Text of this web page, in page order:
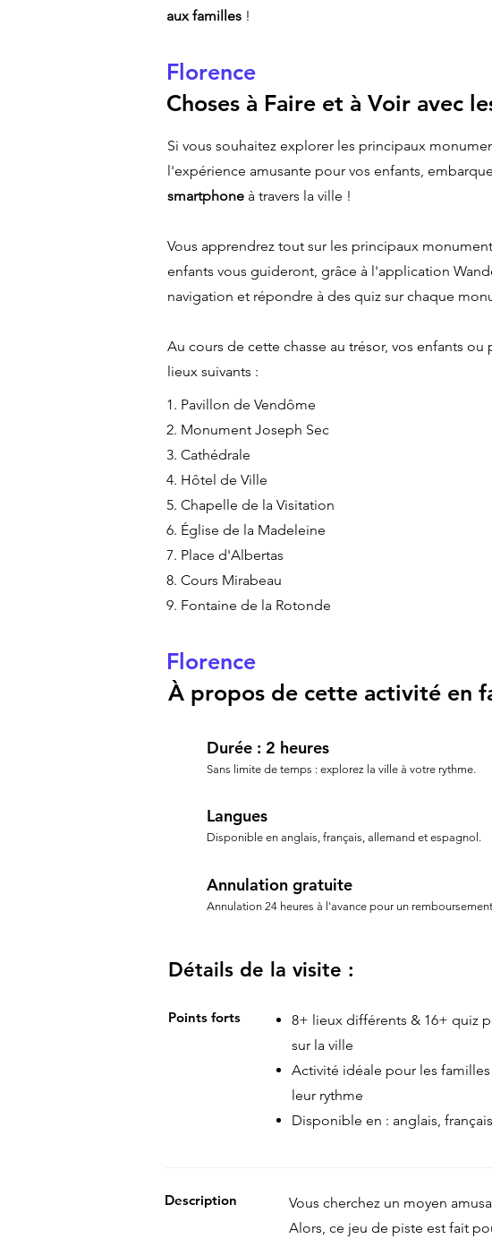
aux familles !
Florence
Choses à Faire et à Voir avec
Si vous souhaitez explorer les principaux
l'expérience amusante pour vos enfants,
smartphone à travers la ville !
Vous apprendrez tout sur les principaux
enfants vous guideront, grâce à l'application
navigation et répondre à des quiz sur chaque
Au cours de cette chasse au trésor, vos enfants
lieux suivants :
1. Pavillon de Vendôme
2. Monument Joseph Sec
3. Cathédrale
4. Hôtel de Ville
5. Chapelle de la Visitation
6. Église de la Madeleine
7. Place d'Albertas
8. Cours Mirabeau
9. Fontaine de la Rotonde
Florence
À propos de cette activité en
Durée : 2 heures
Sans limite de temps : explorez la ville à votre rythme.
Langues
Disponible en anglais, français, allemand et espagnol.
Annulation gratuite
Annulation 24 heures à l'avance pour un
Détails de la visite :
Points forts
8+ lieux différents & 16+ quiz
sur la ville
Activité idéale pour les
leur rythme
Disponible en : anglais,
Description
Vous cherchez un moyen
Alors, ce jeu de piste est fait